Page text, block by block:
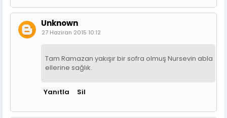
Unknown
27 Haziran 2015 10:12
Tam Ramazan yakışır bir sofra olmuş Nursevin abla
ellerine sağlık.
Yanıtla Sil